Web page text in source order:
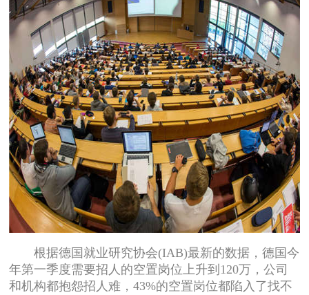
根据德国就业研究协会(IAB)最新的数据，德国今
年第一季度需要招人的空置岗位上升到120万，公司
和机构都抱怨招人难，43%的空置岗位都陷入了找不